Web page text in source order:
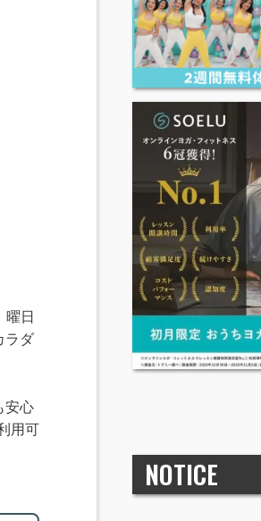
曜日
ラダ
安心
用可
NOTICE